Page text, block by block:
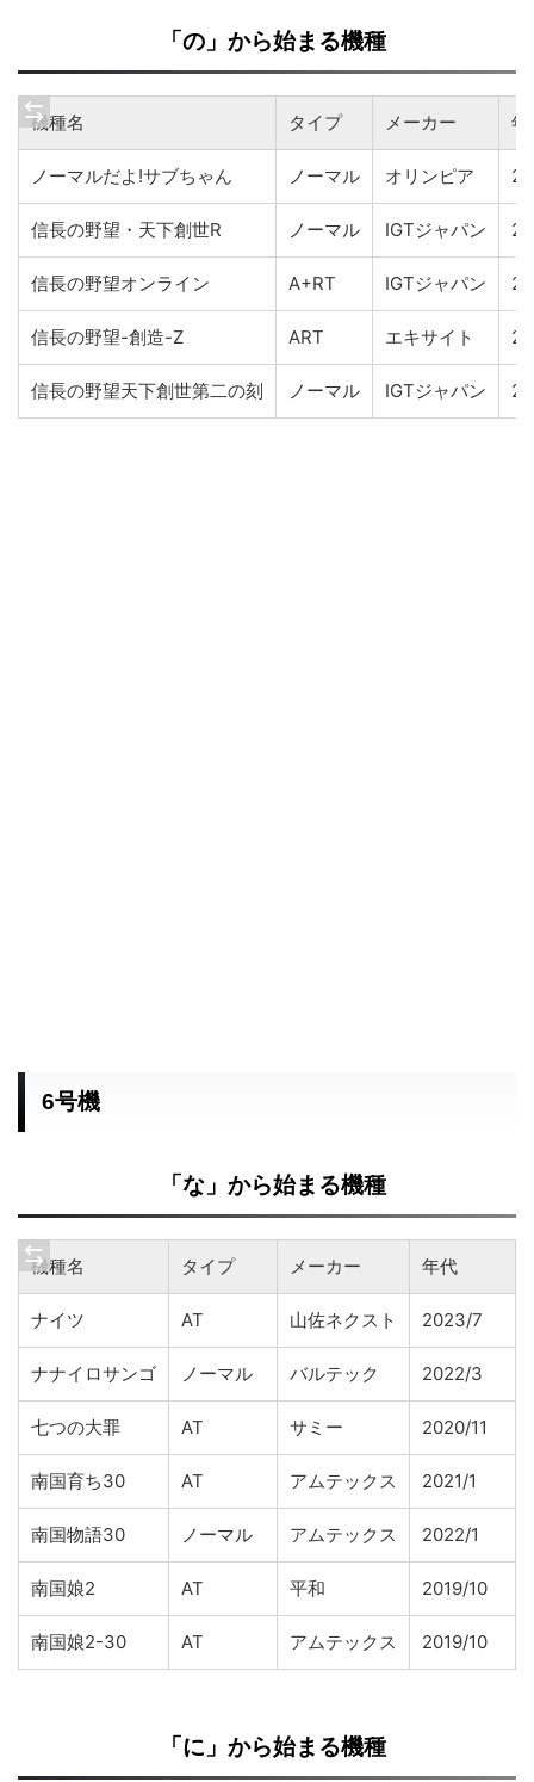
「の」から始まる機種
機種名 タイプ メーカー 年
ノーマルだよ!サブちゃん ノーマル オリンピア
信長の野望・天下創世R ノーマル IGTジャパン
信長の野望オンライン A+RT IGTジャパン
信長の野望-創造-Z ART エキサイト
信長の野望天下創世第二の刻 ノーマル IGTジャパン
6号機
「な」から始まる機種
機種名 タイプ メーカー 年代
ナイツ AT 山佐ネクスト 2023/7
ナナイロサンゴ ノーマル バルテック 2022/3
七つの大罪 AT サミー 2020/11
南国育ち30 AT アムテックス 2021/1
南国物語30 ノーマル アムテックス 2022/1
南国娘2 AT 平和 2019/10
南国娘2-30 AT アムテックス 2019/10
「に」から始まる機種